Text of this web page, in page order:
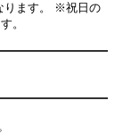
ります。 ※祝日の
。